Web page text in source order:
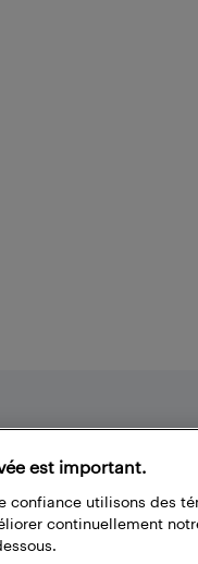
Best Buy
Best Buy. Vous
est important.
confiance utilisons des
continuellement